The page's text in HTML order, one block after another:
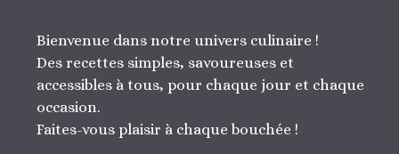
Bienvenue dans notre univers culinaire !
Des recettes simples, savoureuses et
accessibles à tous, pour chaque jour et chaque
occasion.
Faites-vous plaisir à chaque bouchée !